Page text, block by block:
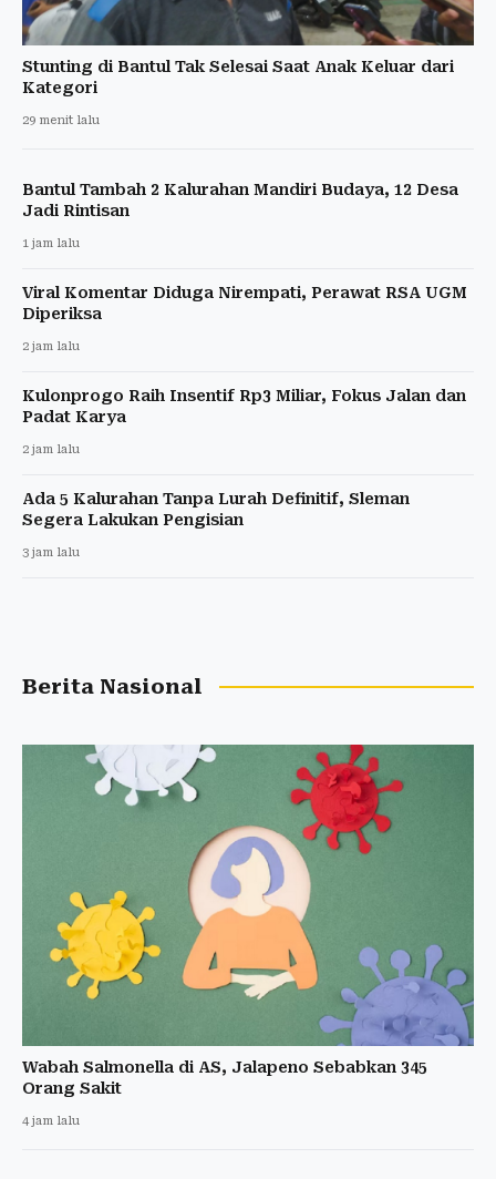
Stunting di Bantul Tak Selesai Saat Anak Keluar dari
Kategori
29 menit lalu
Bantul Tambah 2 Kalurahan Mandiri Budaya, 12 Desa
Jadi Rintisan
1 jam lalu
Viral Komentar Diduga Nirempati, Perawat RSA UGM
Diperiksa
2 jam lalu
Kulonprogo Raih Insentif Rp3 Miliar, Fokus Jalan dan
Padat Karya
2 jam lalu
Ada 5 Kalurahan Tanpa Lurah Definitif, Sleman
Segera Lakukan Pengisian
3 jam lalu
Berita Nasional
Wabah Salmonella di AS, Jalapeno Sebabkan 345
Orang Sakit
4 jam lalu